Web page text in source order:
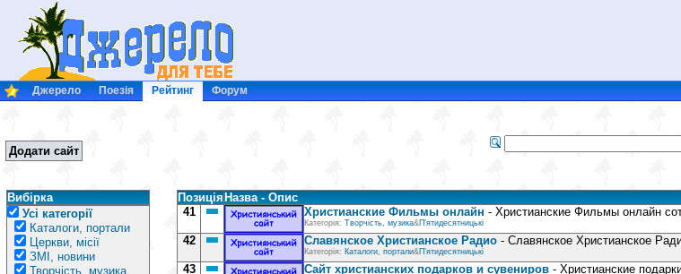
Джерело Поезія Рейтинг Форум
Додати сайт
Вибірка
Усі категорії
Каталоги, портали
Церкви, місії
ЗМІ, новини
Творчість, музика
Позиція Назва - Опис
41
Христианские Фильмы онлайн - Христианские Фильмы онлайн
Категорія: Творчість, музика&П’ятидесятницькі
42 Славянское Христианское Радио - Славянское Христианское
Категорія: Каталоги, портали&П’ятидесятницькі
43 Сайт христианских подарков и сувениров - Христианские